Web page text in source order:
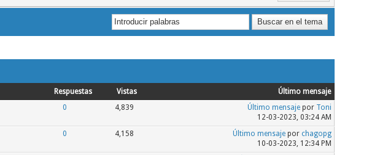
Respuestas Vistas Último mensaje
0 4,839 Último mensajepor Toni
12-03-2023, 03:24 AM
0 4,158 Último mensajepor chagopg
10-03-2023, 12:34 PM